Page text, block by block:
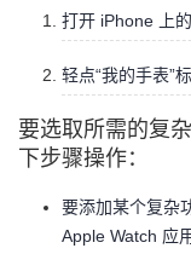
程
认
证
的
实
验
我
的
收
藏
支
持
声
建
议
打开 iPhone 上
轻点“我的手表”
要选取所需的复
下步骤操作：
要添加某个复杂
Apple Watch 应